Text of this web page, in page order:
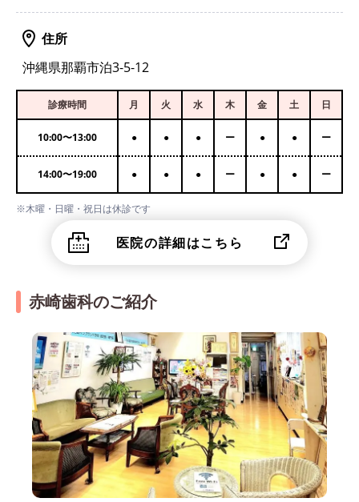
住所
沖縄県那覇市泊3-5-12
診療時間 月 火 水 木 金 土 日
10:00〜13:00 ● ● ● ー ● ● ー
14:00〜19:00 ● ● ● ー ● ● ー
※木曜・日曜・祝日は休診です
医院の詳細はこちら
赤崎歯科のご紹介